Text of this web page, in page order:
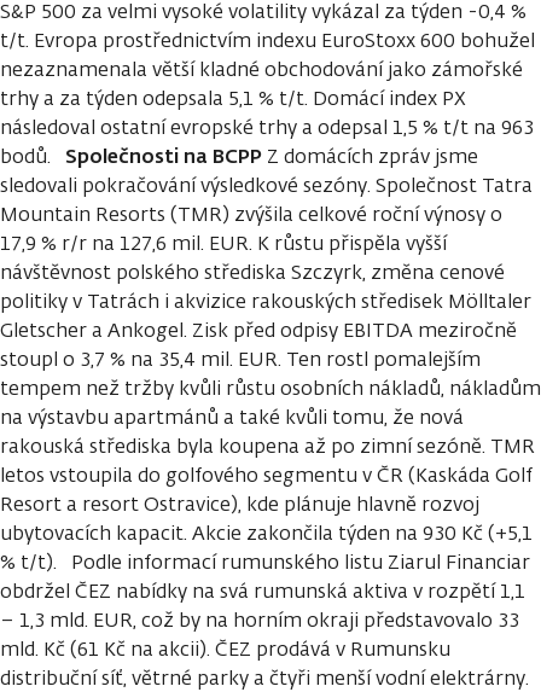
S&P 500 za velmi vysoké volatility vykázal za týden -0,4 %
t/t. Evropa prostřednictvím indexu EuroStoxx 600 bohužel
nezaznamenala větší kladné obchodování jako zámořské
trhy a za týden odepsala 5,1 % t/t. Domácí index PX
následoval ostatní evropské trhy a odepsal 1,5 % t/t na 963
bodů.
Společnosti na BCPP Z domácích zpráv jsme
sledovali pokračování výsledkové sezóny. Společnost Tatra
Mountain Resorts (TMR) zvýšila celkové roční výnosy o
17,9 % r/r na 127,6 mil. EUR. K růstu přispěla vyšší
návštěvnost polského střediska Szczyrk, změna cenové
politiky v Tatrách i akvizice rakouských středisek Mölltaler
Gletscher a Ankogel. Zisk před odpisy EBITDA meziročně
stoupl o 3,7 % na 35,4 mil. EUR. Ten rostl pomalejším
tempem než tržby kvůli růstu osobních nákladů, nákladům
na výstavbu apartmánů a také kvůli tomu, že nová
rakouská střediska byla koupena až po zimní sezóně. TMR
letos vstoupila do golfového segmentu v ČR (Kaskáda Golf
Resort a resort Ostravice), kde plánuje hlavně rozvoj
ubytovacích kapacit. Akcie zakončila týden na 930 Kč (+5,1
% t/t). Podle informací rumunského listu Ziarul Financiar
obdržel ČEZ nabídky na svá rumunská aktiva v rozpětí 1,1
– 1,3 mld. EUR, což by na horním okraji představovalo 33
mld. Kč (61 Kč na akcii). ČEZ prodává v Rumunsku
distribuční síť, větrné parky a čtyři menší vodní elektrárny.